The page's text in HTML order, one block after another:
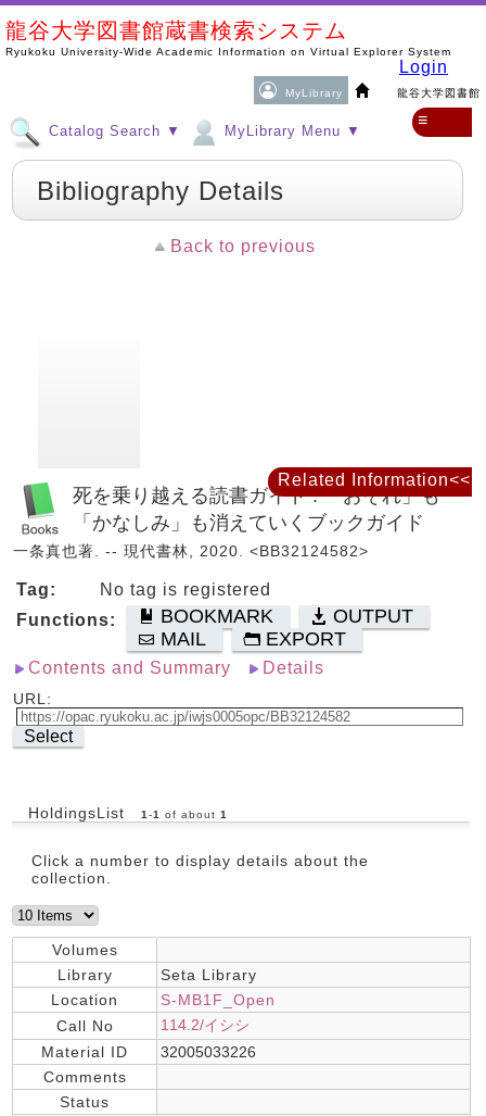
龍谷大学図書館蔵書検索システム
Ryukoku University-Wide Academic Information on Virtual Explorer System
MyLibrary 龍谷大学図書館
Login
Catalog Search ▼ MyLibrary Menu ▼
≡
Bibliography Details
Back to previous
死を乗り越える読書ガイド : 「おそれ」も
「かなしみ」も消えていくブックガイド
一条真也著. -- 現代書林, 2020. <BB32124582>
Tag:
No tag is registered
Functions:
BOOKMARK
OUTPUT
MAIL
EXPORT
Contents and Summary Details
URL:
Select
HoldingsList 1 -1 of about 1
Click a number to display details about the
collection.
Volumes
Library
Seta Library
Location
S-MB1F_Open
Call No
114.2/イシシ
Material ID
32005033226
Comments
Status
Related Information<<